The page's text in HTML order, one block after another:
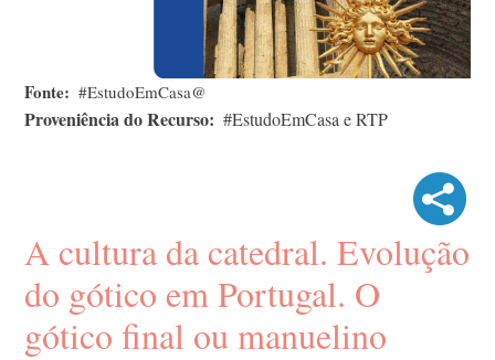
Fonte #EstudoEmCasa@
Proveniência do Recurso #EstudoEmCasa e RTP
A cultura da catedral. Evolução
do gótico em Portugal. O
gótico final ou manuelino